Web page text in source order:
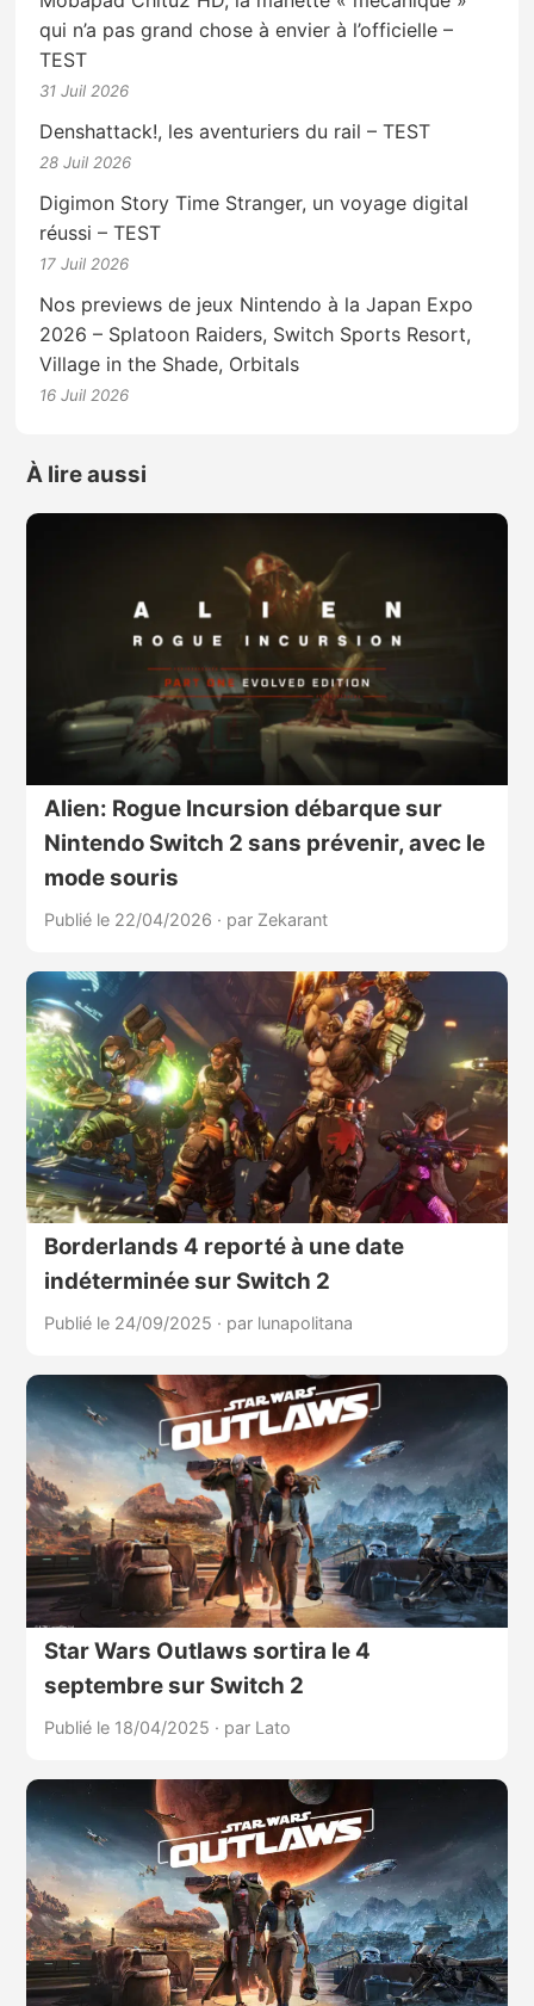
qui n’a pas grand chose à envier à l’officielle –
TEST
31 Juil 2026
Denshattack!, les aventuriers du rail – TEST
28 Juil 2026
Digimon Story Time Stranger, un voyage digital
réussi – TEST
17 Juil 2026
Nos previews de jeux Nintendo à la Japan Expo
2026 – Splatoon Raiders, Switch Sports Resort,
Village in the Shade, Orbitals
16 Juil 2026
À lire aussi
Alien: Rogue Incursion débarque sur
Nintendo Switch 2 sans prévenir, avec le
mode souris
Publié le 22/04/2026 · par Zekarant
Borderlands 4 reporté à une date
indéterminée sur Switch 2
Publié le 24/09/2025 · par lunapolitana
Star Wars Outlaws sortira le 4
septembre sur Switch 2
Publié le 18/04/2025 · par Lato